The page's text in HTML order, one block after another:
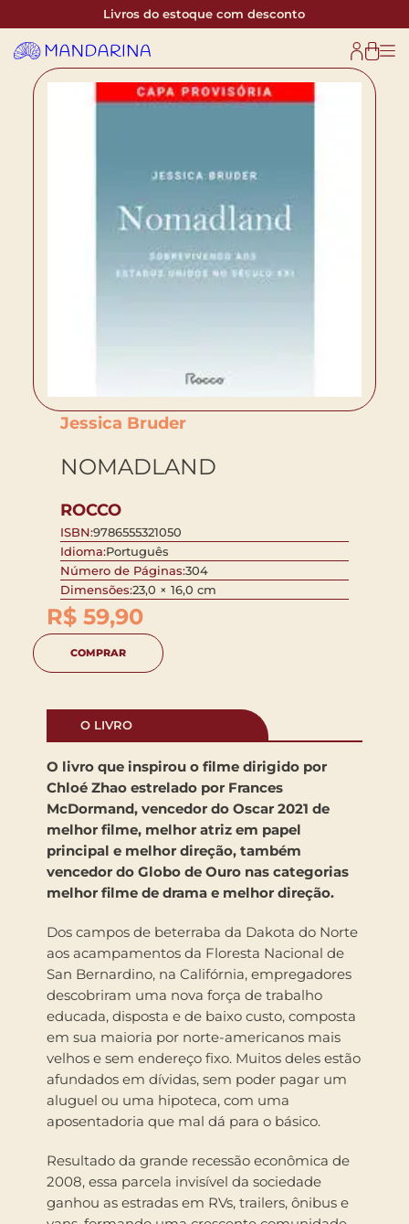
Livros do estoque com desconto
Jessica Bruder
NOMADLAND
ROCCO
ISBN:9786555321050
Idioma:Português
Número de Páginas:304
Dimensões:23,0 × 16,0 cm
R$ 59,90
COMPRAR
O LIVRO
O livro que inspirou o filme dirigido por
Chloé Zhao estrelado por Frances
McDormand, vencedor do Oscar 2021 de
melhor filme, melhor atriz em papel
principal e melhor direção, também
vencedor do Globo de Ouro nas categorias
melhor filme de drama e melhor direção.
Dos campos de beterraba da Dakota do Norte
aos acampamentos da Floresta Nacional de
San Bernardino, na Califórnia, empregadores
descobriram uma nova força de trabalho
educada, disposta e de baixo custo, composta
em sua maioria por norte-americanos mais
velhos e sem endereço fixo. Muitos deles estão
afundados em dívidas, sem poder pagar um
aluguel ou uma hipoteca, com uma
aposentadoria que mal dá para o básico.
Resultado da grande recessão econômica de
2008, essa parcela invisível da sociedade
ganhou as estradas em RVs, trailers, ônibus e